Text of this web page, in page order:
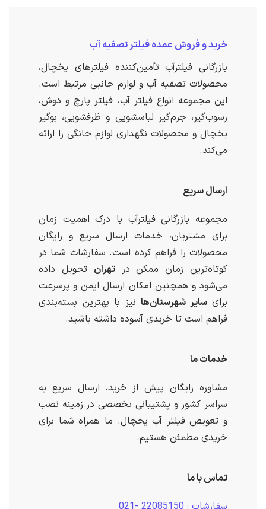
خرید و فروش عمده فیلتر تصفیه آب
بازرگانی فیلترآب تأمین‌کننده فیلترهای یخچال،
محصولات تصفیه آب و لوازم جانبی مرتبط است.
این مجموعه انواع فیلتر آب، فیلتر پارچ و دوش،
رسوب‌گیر، جرم‌گیر لباسشویی و ظرفشویی، بوگیر
یخچال و محصولات نگهداری لوازم خانگی را ارائه
می‌کند.
ارسال سریع
مجموعه بازرگانی فیلترآب با درک اهمیت زمان
برای مشتریان، خدمات ارسال سریع و رایگان
محصولات را فراهم کرده است. سفارشات شما در
کوتاه‌ترین زمان ممکن درتهران تحویل داده
می‌شود و همچنین امکان ارسال ایمن و پرسرعت
برایسایر شهرستان‌ها نیز با بهترین بسته‌بندی
فراهم است تا خریدی آسوده داشته باشید.
خدمات ما
مشاوره رایگان پیش از خرید، ارسال سریع به
سراسر کشور و پشتیبانی تخصصی در زمینه نصب
و تعویض فیلتر آب یخچال. ما همراه شما برای
خریدی مطمئن هستیم.
تماس با ما